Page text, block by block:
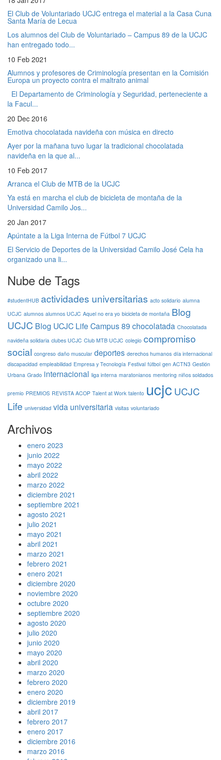
El Club de Voluntariado UCJC entrega el material a la Casa Cuna
Santa María de Lecua
Los alumnos del Club de Voluntariado – Campus 89 de la UCJC
han entregado todo...
10 Feb 2021
Alumnos y profesores de Criminología presentan en la Comisión
Europa un proyecto contra el maltrato animal
El Departamento de Criminología y Seguridad, perteneciente a
la Facul...
20 Dec 2016
Emotiva chocolatada navideña con música en directo
Ayer por la mañana tuvo lugar la tradicional chocolatada
navideña en la que al...
10 Feb 2017
Arranca el Club de MTB de la UCJC
Ya está en marcha el club de bicicleta de montaña de la
Universidad Camilo Jos...
20 Jan 2017
Apúntate a la Liga Interna de Fútbol 7 UCJC
El Servicio de Deportes de la Universidad Camilo José Cela ha
organizado una li...
Nube de Tags
#studentHUB actividades universitarias acto solidario alumna
UCJC alumnos alumnos UCJC Aquel no era yo bicicleta de montaña Blog
UCJC Blog UCJC Life Campus 89 chocolatada Chocolatada
navideña solidaria clubes UCJC Club MTB UCJC colegio compromiso
social congreso daño muscular deportes derechos humanos día internacional
discapacidad empleabilidad Empresa y Tecnología Festival fútbol gen ACTN3 Gestión
Urbana Grado internacional liga interna maratonianos mentoring niños soldados
premio PREMIOS REVISTA ACOP Talent at Work talento ucjc UCJC
Life universidad vida universitaria visitas voluntariado
Archivos
enero 2023
junio 2022
mayo 2022
abril 2022
marzo 2022
diciembre 2021
septiembre 2021
agosto 2021
julio 2021
mayo 2021
abril 2021
marzo 2021
febrero 2021
enero 2021
diciembre 2020
noviembre 2020
octubre 2020
septiembre 2020
agosto 2020
julio 2020
junio 2020
mayo 2020
abril 2020
marzo 2020
febrero 2020
enero 2020
diciembre 2019
abril 2017
febrero 2017
enero 2017
diciembre 2016
marzo 2016